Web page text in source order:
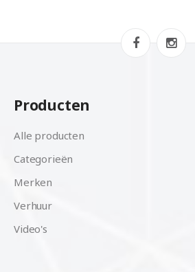
Producten
Alle producten
Categorieën
Merken
Verhuur
Video's